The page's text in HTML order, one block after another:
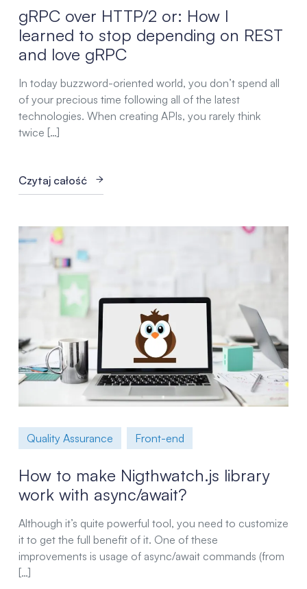
gRPC over HTTP/2 or: How I
learned to stop depending on REST
and love gRPC
In today buzzword-oriented world, you don’t spend all
of your precious time following all of the latest
technologies. When creating APIs, you rarely think
twice […]
Czytaj całość
Quality Assurance Front-end
How to make Nigthwatch.js library
work with async/await?
Although it’s quite powerful tool, you need to customize
it to get the full benefit of it. One of these
improvements is usage of async/await commands (from
[…]